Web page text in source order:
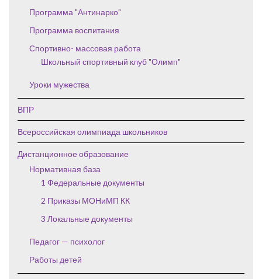
Программа "Антинарко"
Программа воспитания
Спортивно- массовая работа
Школьный спортивный клуб "Олимп"
Уроки мужества
ВПР
Всероссийская олимпиада школьников
Дистанционное образование
Нормативная база
1 Федеральные документы
2 Приказы МОНиМП КК
3 Локальные документы
Педагог — психолог
Работы детей